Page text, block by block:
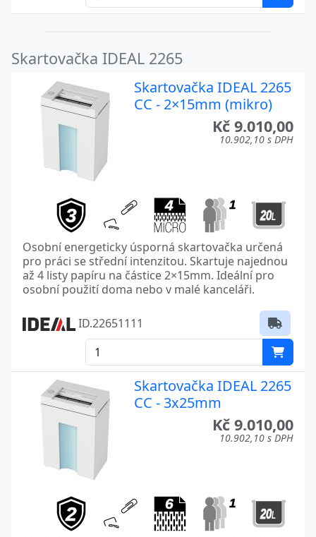
Skartovačka IDEAL 2265
Skartovačka IDEAL 2265
CC - 2×15mm (mikro)
Kč 9.010,00
10.902,10 s DPH
Osobní energeticky úsporná skartovačka určená
pro práci se střední intenzitou. Skartuje najednou
až 4 listy papíru na částice 2×15mm. Ideální pro
osobní použití doma nebo v malé kanceláři.
ID.22651111
Skartovačka IDEAL 2265
CC - 3x25mm
Kč 9.010,00
10.902,10 s DPH